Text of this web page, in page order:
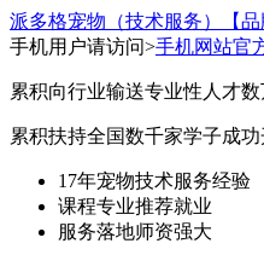
派多格宠物（技术服务）
【
手机用户请访问>手机网站官
累积向行业输送专业性人才数
累积扶持全国数千家学子成
17年宠物技术服务经验
课程专业推荐就业
服务落地师资强大